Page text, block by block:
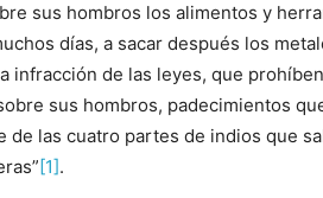
sus hombros los alimentos y
días, a sacar después los
infracción de las leyes, que
sus hombros, padecimientos
las cuatro partes de indios que
[1].